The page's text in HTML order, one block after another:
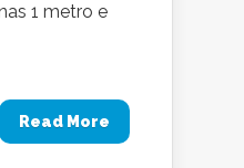
1 metro e
Read More